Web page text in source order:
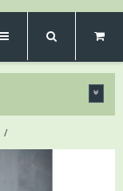
/